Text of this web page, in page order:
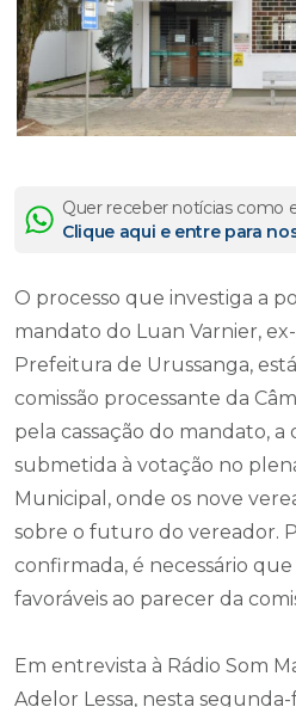
Quer receber notícias como
Clique aqui e entre para
O processo que investiga a
mandato do Luan Varnier,
Prefeitura de Urussanga,
comissão processante da
pela cassação do mandato, a
submetida à votação no
Municipal, onde os nove
sobre o futuro do vereador.
confirmada, é necessário
favoráveis ao parecer da
Em entrevista à Rádio Som
Adelor Lessa, nesta segunda-